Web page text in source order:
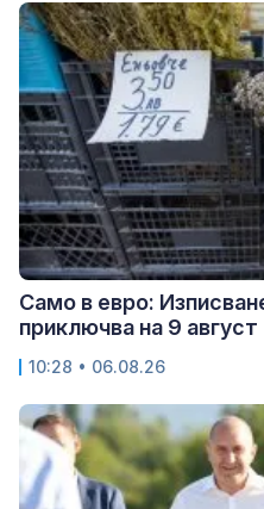
Само в евро:
приключва на 9 август
10:28 • 06.08.26